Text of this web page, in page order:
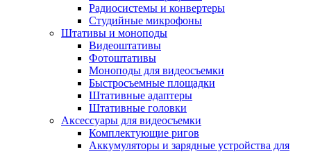
Радиосистемы и конвертеры
Студийные микрофоны
Штативы и моноподы
Видеоштативы
Фотоштативы
Моноподы для видеосъемки
Быстросъемные площадки
Штативные адаптеры
Штативные головки
Аксессуары для видеосъемки
Комплектующие ригов
Аккумуляторы и зарядные устройства для